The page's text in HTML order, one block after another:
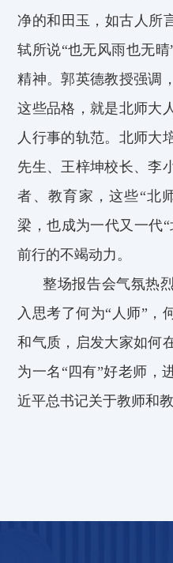
净的和田玉，如古人所
轼所说“也无风雨也无
精神。郭英德教授强调
这些品格，就是北师大
人行事的轨范。北师大
先生、王梓坤校长、李
者、教育家，这些“北
梁，也成为一代又一代
前行的不竭动力。
整场报告会气氛热
入思考了何为“人师”，
和气质，启发大家如何
为一名“四有”好老师，
近平总书记关于教师和